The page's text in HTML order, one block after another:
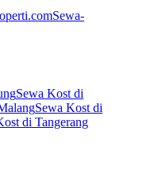
Sewa-
Sewa Kost di
Sewa Kost di
di Tangerang